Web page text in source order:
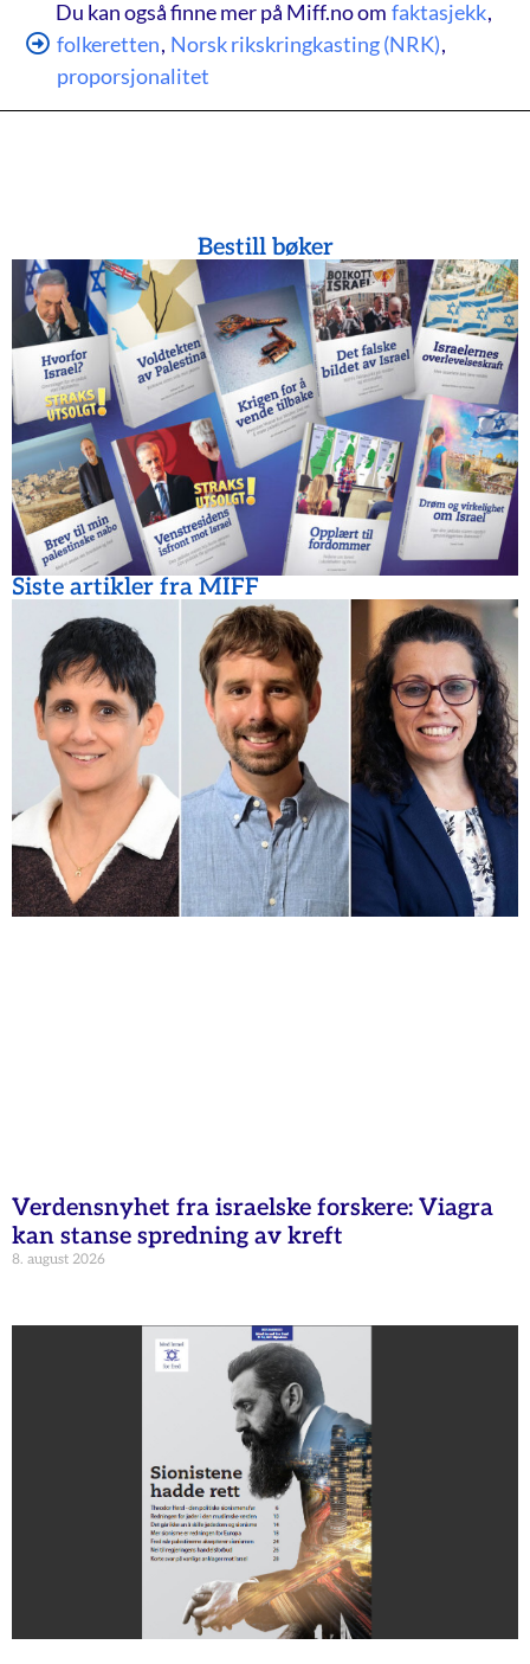
Du kan også finne mer på Miff.no om faktasjekk,
folkeretten, Norsk rikskringkasting (NRK),
proporsjonalitet
Bestill bøker
Siste artikler fra MIFF
Verdensnyhet fra israelske forskere: Viagra
kan stanse spredning av kreft
8. august 2026